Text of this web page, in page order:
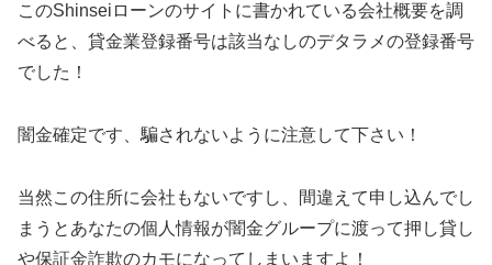
このShinseiローンのサイトに書かれている会社概要を調
べると、貸金業登録番号は該当なしのデタラメの登録番号
でした！
闇金確定です、騙されないように注意して下さい！
当然この住所に会社もないですし、間違えて申し込んでし
まうとあなたの個人情報が闇金グループに渡って押し貸し
や保証金詐欺のカモになってしまいますよ！